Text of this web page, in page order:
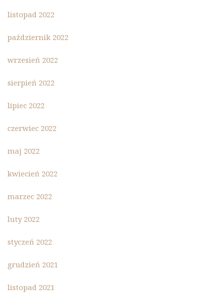
listopad 2022
październik 2022
wrzesień 2022
sierpień 2022
lipiec 2022
czerwiec 2022
maj 2022
kwiecień 2022
marzec 2022
luty 2022
styczeń 2022
grudzień 2021
listopad 2021